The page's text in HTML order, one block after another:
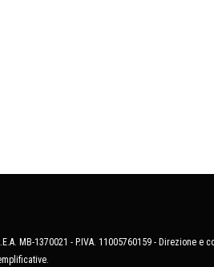
MB-1370021 - P.IVA. 11005760159 - Direzione e